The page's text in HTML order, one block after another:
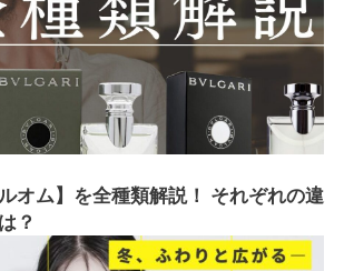
オム】を全種類解説！ それぞれの違
？